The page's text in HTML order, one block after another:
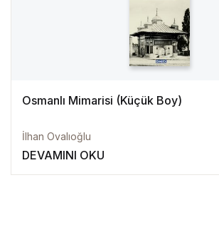
Osmanlı Mimarisi (Küçük Boy)
İlhan Ovalıoğlu
DEVAMINI OKU